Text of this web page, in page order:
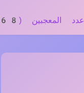
عدد المعجبين (68) لاعب